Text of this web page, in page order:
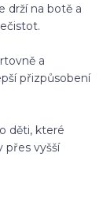
drží na botě a
a
přizpůsobení
děti, které
přes vyšší